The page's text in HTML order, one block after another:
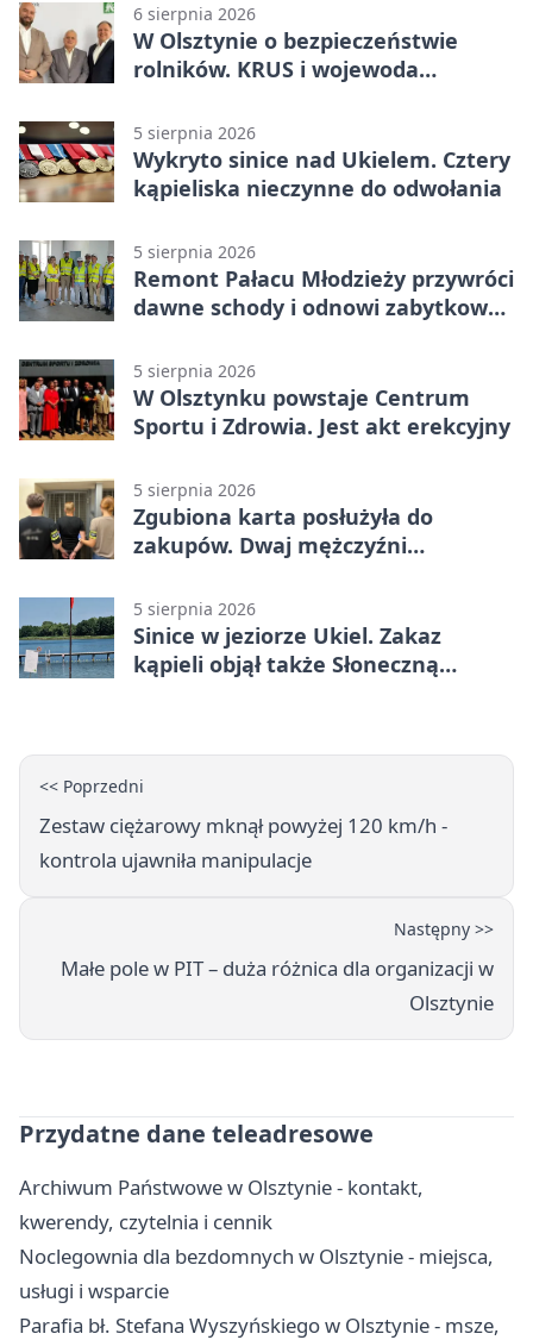
6 sierpnia 2026
W Olsztynie o bezpieczeństwie
rolników. KRUS i wojewoda
5 sierpnia 2026
Wykryto sinice nad Ukielem. Cztery
kąpieliska nieczynne do odwołania
5 sierpnia 2026
Remont Pałacu Młodzieży przywróci
dawne schody i odnowi zabytkowy
5 sierpnia 2026
W Olsztynku powstaje Centrum
Sportu i Zdrowia. Jest akt erekcyjny
5 sierpnia 2026
Zgubiona karta posłużyła do
zakupów. Dwaj mężczyźni
5 sierpnia 2026
Sinice w jeziorze Ukiel. Zakaz
kąpieli objął także Słoneczną
<< Poprzedni
Zestaw ciężarowy mknął powyżej 120 km/h -
kontrola ujawniła manipulacje
Następny >>
Małe pole w PIT – duża różnica dla organizacji w
Olsztynie
Przydatne dane teleadresowe
Archiwum Państwowe w Olsztynie - kontakt,
kwerendy, czytelnia i cennik
Noclegownia dla bezdomnych w Olsztynie - miejsca,
usługi i wsparcie
Parafia bł. Stefana Wyszyńskiego w Olsztynie - msze,